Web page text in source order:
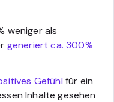
weniger als
generiert ca. 300%
Gefühl für ein
Inhalte gesehen